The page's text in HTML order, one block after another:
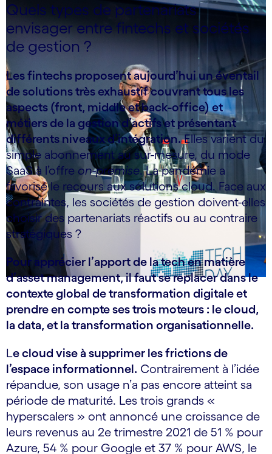
Quels types de partenariats
envisager entre fintechs et sociétés
de gestion ?
Les fintechs proposent aujourd’hui un éventail
de solutions très exhaustif couvrant tous les
aspects (front, middle et back-office) et
métiers de la gestion d’actifs et présentant
différents niveaux d’intégration.Elles varient du
simple abonnement au sur-mesure, du mode
SaaS à l’offre on-premise. La pandémie a
favorisé le recours aux solutions cloud. Face aux
contraintes, les sociétés de gestion doivent-elles
choisir des partenariats réactifs ou au contraire
stratégiques ?
Pour apprécier l’apport de la tech en matière
d’asset management, il faut se replacer dans le
contexte global de transformation digitale et
prendre en compte ses trois moteurs : le cloud,
la data, et la transformation organisationnelle.
Le cloud vise à supprimer les frictions de
l’espace informationnel. Contrairement à l’idée
répandue, son usage n’a pas encore atteint sa
période de maturité. Les trois grands «
hyperscalers » ont annoncé une croissance de
leurs revenus au 2e trimestre 2021 de 51 % pour
Azure, 54 % pour Google et 37 % pour AWS, le